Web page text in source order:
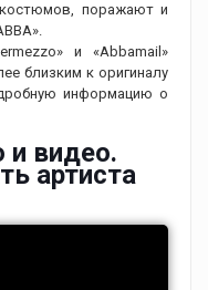
поражают и
и «Abbamail»
близким к оригиналу
информацию о
и видео.
артиста